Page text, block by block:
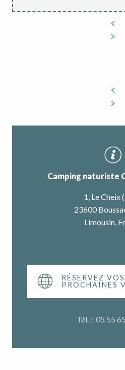
Camping naturiste
1, Le Cheix
23600
Limousin,
RÉSERVEZ VOS
PROCHAINES
Tél. : 05 55